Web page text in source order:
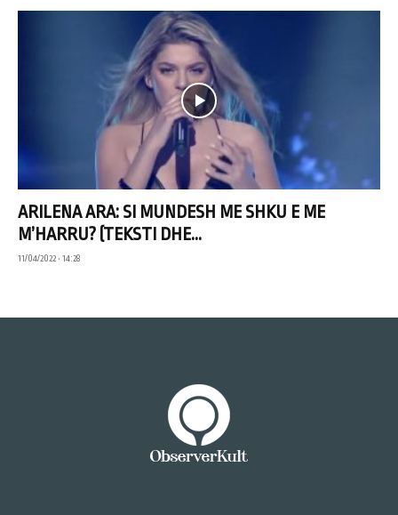
ARILENA ARA: SI MUNDESH ME SHKU E ME
M’HARRU? (TEKSTI DHE...
11/04/2022 • 14:28